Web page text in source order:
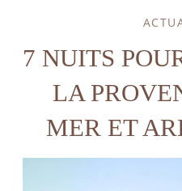
7 NUITS
LA
MER ET
HÉBERGEMENT
GOLF
SPA & BIEN-
SPORT &